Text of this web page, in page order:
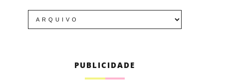
PUBLICIDADE